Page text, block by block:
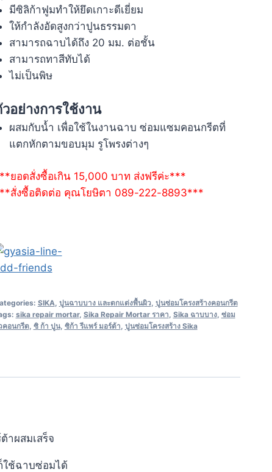
มีซิลิก้าฟูมทำให้ยึดเกาะดีเยี่ยม
ให้กำลังอัดสูงกว่าปูนธรรมดา
สามารถฉาบได้ถึง 20 มม. ต่อชั้น
สามารถทาสีทับได้
ไม่เป็นพิษ
อย่างการใช้งาน
ผสมกับน้ำ เพื่อใช้ในงานฉาบ ซ่อมแซมคอนกรีตที่
แตกหักตามขอบมุม รูโพรงต่างๆ
ยอดสั่งซื้อเกิน 15,000 บาท ส่งฟรีค่ะ***
สั่งซื้อติดต่อ คุณโยษิตา 089-222-8893***
SIKA, ปูนฉาบบาง และตกแต่งพื้นผิว, ปูนซ่อมโครงสร้างคอนกรีต
sika repair mortar, Sika Repair Mortar ราคา, Sika ฉาบบาง, ซ่อม
คอนกรีต, ซิ ก้า ปูน, ซิก้า รีแพร์ มอร์ต้า, ปูนซ่อมโครงสร้าง Sika
าผสมเสร็จ
ใช้ฉาบซ่อมได้